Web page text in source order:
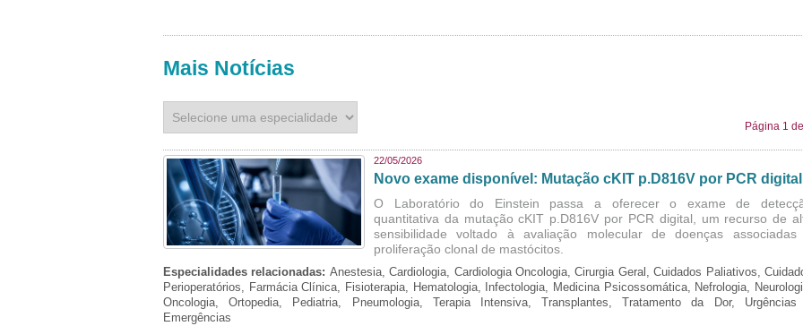
Mais Notícias
Página 1
22/05/2026
Novo exame disponível: Mutação cKIT p.D816V por PCR digital
O Laboratório do Einstein passa a oferecer o exame de
quantitativa da mutação cKIT p.D816V por PCR digital, um recurso de
sensibilidade voltado à avaliação molecular de doenças associadas
proliferação clonal de mastócitos.
Especialidades relacionadas: Anestesia, Cardiologia, Cardiologia Oncologia, Cirurgia Geral, Cuidados Paliativos,
Perioperatórios, Farmácia Clínica, Fisioterapia, Hematologia, Infectologia, Medicina Psicossomática, Nefrologia,
Oncologia, Ortopedia, Pediatria, Pneumologia, Terapia Intensiva, Transplantes, Tratamento da Dor,
Emergências